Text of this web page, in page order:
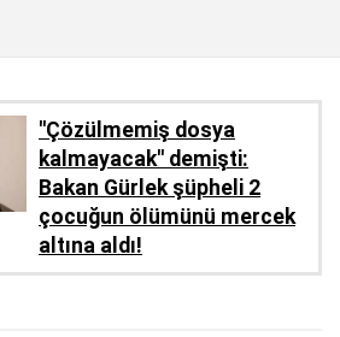
''Çözülmemiş dosya
kalmayacak'' demişti:
Bakan Gürlek şüpheli 2
çocuğun ölümünü mercek
altına aldı!